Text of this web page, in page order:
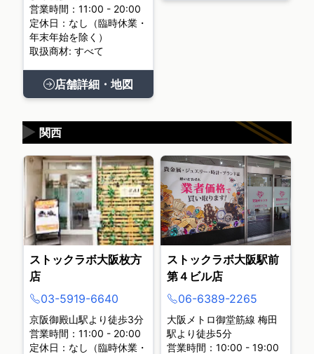
営業時間：11:00 - 20:00
定休日：なし（臨時休業・
年末年始を除く）
取扱商材: すべて
店舗詳細・地図
関西
▶
ストックラボ大阪枚方
店
03-5919-6640
京阪御殿山駅より徒歩3分
営業時間：11:00 - 20:00
定休日：なし（臨時休業・
ストックラボ大阪駅前
第４ビル店
06-6389-2265
大阪メトロ御堂筋線 梅田
駅より徒歩5分
営業時間：10:00 - 19:00